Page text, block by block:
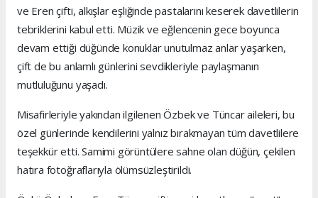
ve Eren çifti, alkışlar eşliğinde pastalarını keserek davetlilerin
tebriklerini kabul etti. Müzik ve eğlencenin gece boyunca
devam ettiği düğünde konuklar unutulmaz anlar yaşarken,
çift de bu anlamlı günlerini sevdikleriyle paylaşmanın
mutluluğunu yaşadı.
Misafirleriyle yakından ilgilenen Özbek ve Tüncar aileleri, bu
özel günlerinde kendilerini yalnız bırakmayan tüm davetlilere
teşekkür etti. Samimi görüntülere sahne olan düğün, çekilen
hatıra fotoğraflarıyla ölümsüzleştirildi.